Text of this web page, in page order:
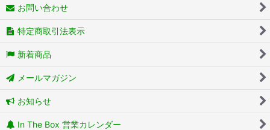
お問い合わせ
特定商取引法表示
新着商品
メールマガジン
お知らせ
In The Box 営業カレンダー